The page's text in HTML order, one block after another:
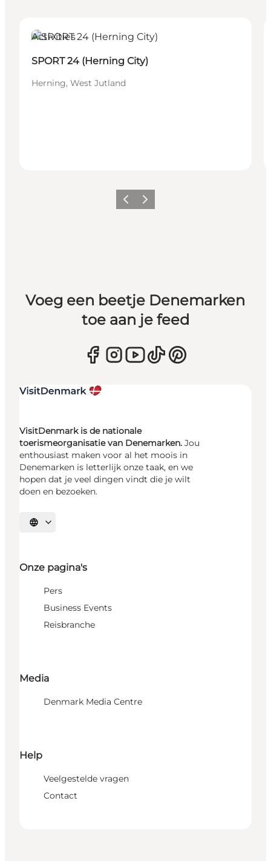
Activities
SPORT 24 (Herning City)
Herning, West Jutland
Vorige Volgende
Voeg een beetje Denemarken
toe aan je feed
VisitDenmark is de nationale
toerismeorganisatie van Denemarken. Jou
enthousiast maken voor al het moois in
Denemarken is letterlijk onze taak, en we
hopen dat je veel dingen vindt die je wilt
doen en bezoeken.
Selecteer taal
Onze pagina's
Pers
Business Events
Reisbranche
Media
Denmark Media Centre
Help
Veelgestelde vragen
Contact